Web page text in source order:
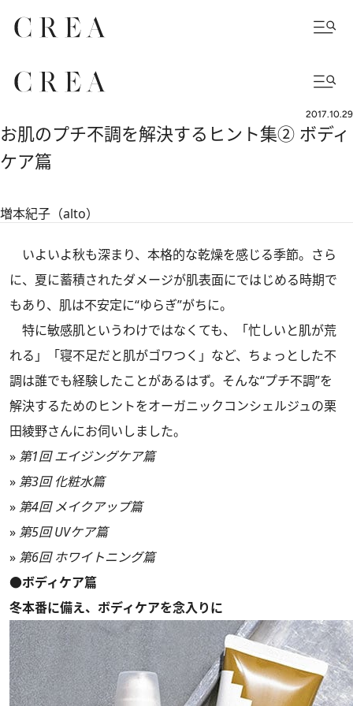
2017.10.29
お肌のプチ不調を解決するヒント集② ボディ
ケア篇
増本紀子（alto）
いよいよ秋も深まり、本格的な乾燥を感じる季節。さら
に、夏に蓄積されたダメージが肌表面にではじめる時期で
もあり、肌は不安定に“ゆらぎ”がちに。
特に敏感肌というわけではなくても、「忙しいと肌が荒
れる」「寝不足だと肌がゴワつく」など、ちょっとした不
調は誰でも経験したことがあるはず。そんな“プチ不調”を
解決するためのヒントをオーガニックコンシェルジュの栗
田綾野さんにお伺いしました。
» 第1回 エイジングケア篇
» 第3回 化粧水篇
» 第4回 メイクアップ篇
» 第5回 UVケア篇
» 第6回 ホワイトニング篇
●ボディケア篇
冬本番に備え、ボディケアを念入りに